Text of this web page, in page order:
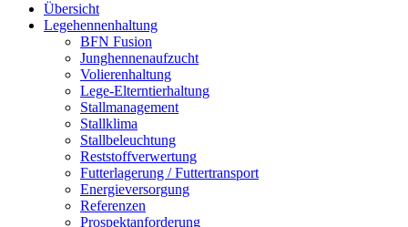
Übersicht
Legehennenhaltung
BFN Fusion
Junghennenaufzucht
Volierenhaltung
Lege-Elterntierhaltung
Stallmanagement
Stallklima
Stallbeleuchtung
Reststoffverwertung
Futterlagerung / Futtertransport
Energieversorgung
Referenzen
Prospektanforderung